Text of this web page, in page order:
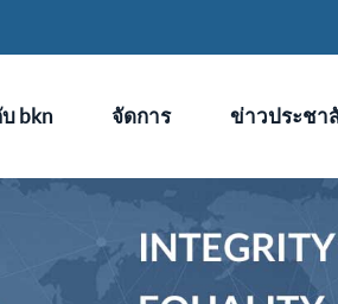
bkn จัดการ ข่าวประชา